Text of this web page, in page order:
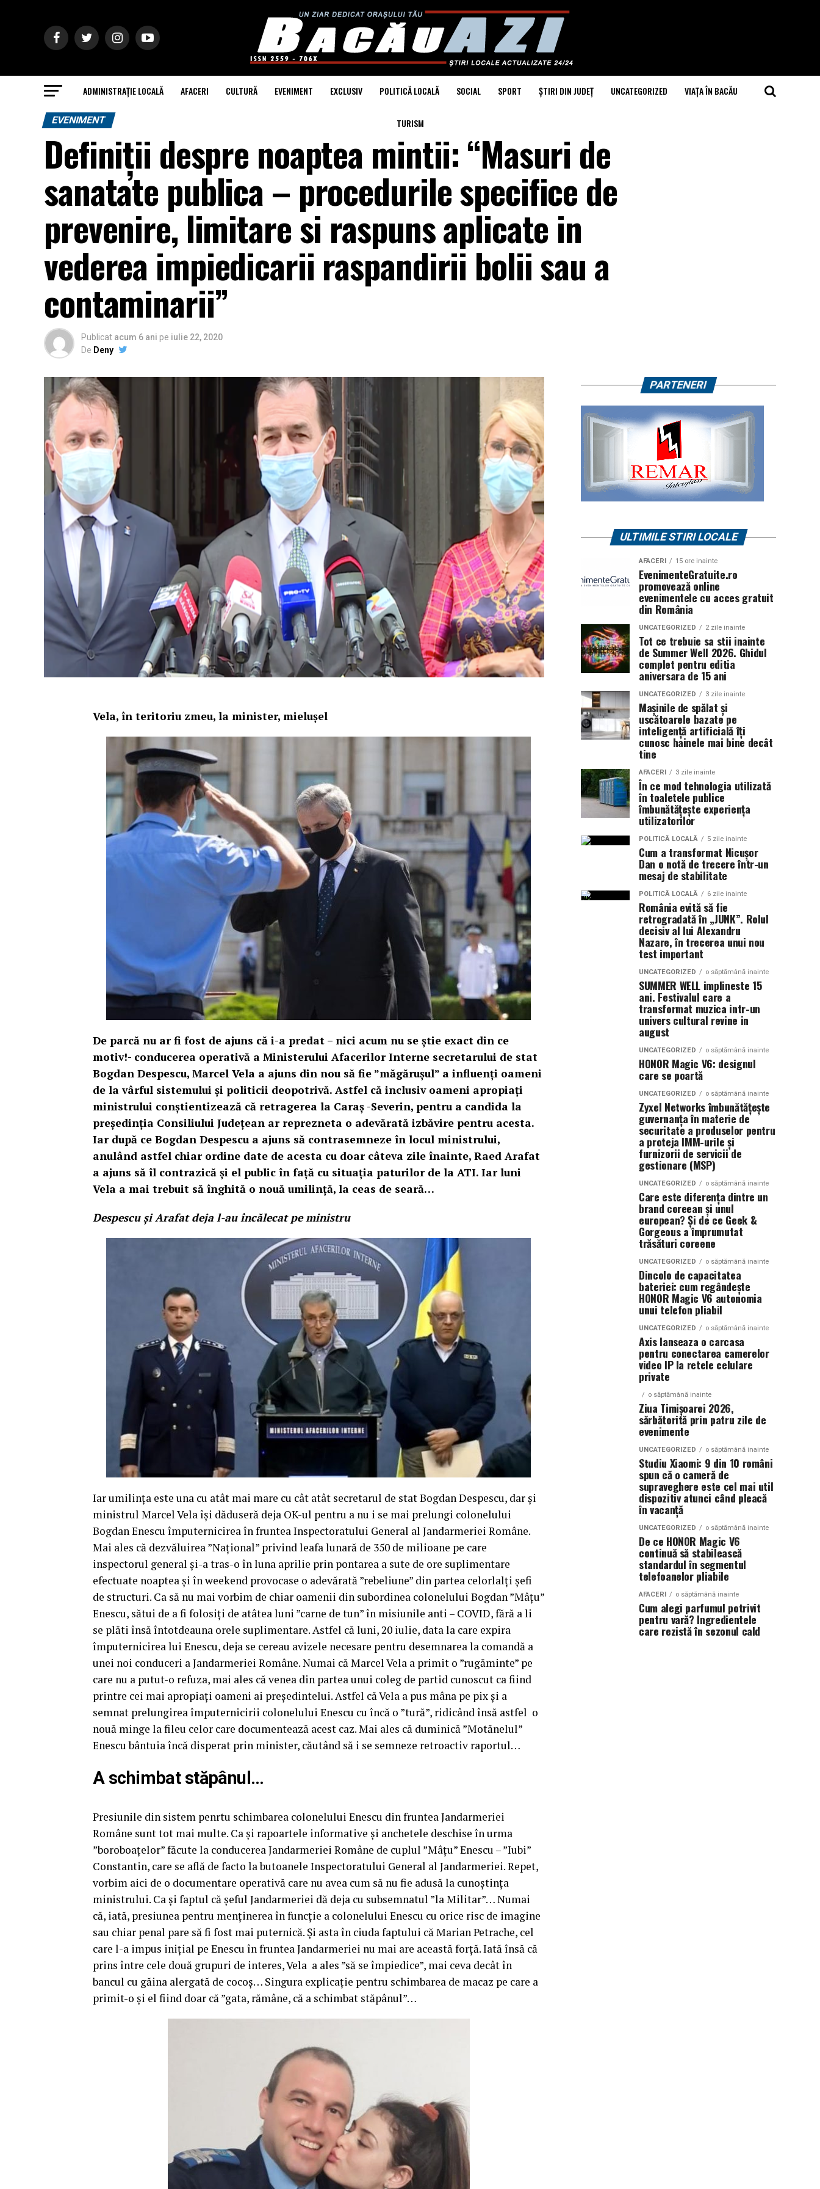
ADMINISTRAȚIE LOCALĂ AFACERI CULTURĂ EVENIMENT EXCLUSIV POLITICĂ LOCALĂ SOCIAL SPORT ȘTIRI DIN JUDEȚ UNCATEGORIZED VIAȚA ÎN BACĂU
TURISM
EVENIMENT
Definiţii despre noaptea mintii: “Masuri de
sanatate publica – procedurile specifice de
prevenire, limitare si raspuns aplicate in
vederea impiedicarii raspandirii bolii sau a
contaminarii”
Publicat acum 6 ani pe iulie 22, 2020
De Deny
Vela, în teritoriu zmeu, la minister, mielușel
De parcă nu ar fi fost de ajuns că i-a predat – nici acum nu se știe exact din ce
motiv!- conducerea operativă a Ministerului Afacerilor Interne secretarului de stat
Bogdan Despescu, Marcel Vela a ajuns din nou să fie ”măgărușul” a influenți oameni
de la vârful sistemului și politicii deopotrivă. Astfel că inclusiv oameni apropiați
ministrului conștientizează că retragerea la Caraș -Severin, pentru a candida la
președinția Consiliului Județean ar reprezneta o adevărată izbăvire pentru acesta.
Iar după ce Bogdan Despescu a ajuns să contrasemneze în locul ministrului,
anulând astfel chiar ordine date de acesta cu doar câteva zile înainte, Raed Arafat
a ajuns să îl contrazică și el public în față cu situația paturilor de la ATI. Iar luni
Vela a mai trebuit să înghită o nouă umilință, la ceas de seară…
Despescu și Arafat deja l-au încălecat pe ministru
Iar umilința este una cu atât mai mare cu cât atât secretarul de stat Bogdan Despescu, dar și
ministrul Marcel Vela își dăduseră deja OK-ul pentru a nu i se mai prelungi colonelului
Bogdan Enescu împuternicirea în fruntea Inspectoratului General al Jandarmeriei Române.
Mai ales că dezvăluirea ”Național” privind leafa lunară de 350 de milioane pe care
inspectorul general și-a tras-o în luna aprilie prin pontarea a sute de ore suplimentare
efectuate noaptea și în weekend provocase o adevărată ”rebeliune” din partea celorlalți șefi
de structuri. Ca să nu mai vorbim de chiar oamenii din subordinea colonelului Bogdan ”Mâțu”
Enescu, sătui de a fi folosiți de atâtea luni ”carne de tun” în misiunile anti – COVID, fără a li
se plăti însă întotdeauna orele suplimentare. Astfel că luni, 20 iulie, data la care expira
împuternicirea lui Enescu, deja se cereau avizele necesare pentru desemnarea la comandă a
unei noi conduceri a Jandarmeriei Române. Numai că Marcel Vela a primit o ”rugăminte” pe
care nu a putut-o refuza, mai ales că venea din partea unui coleg de partid cunoscut ca fiind
printre cei mai apropiați oameni ai președintelui. Astfel că Vela a pus mâna pe pix și a
semnat prelungirea împuternicirii colonelului Enescu cu încă o ”tură”, ridicând însă astfel o
nouă minge la fileu celor care documentează acest caz. Mai ales că duminică ”Motănelul”
Enescu bântuia încă disperat prin minister, căutând să i se semneze retroactiv raportul…
A schimbat stăpânul…
Presiunile din sistem penrtu schimbarea colonelului Enescu din fruntea Jandarmeriei
Române sunt tot mai multe. Ca și rapoartele informative și anchetele deschise în urma
”boroboațelor” făcute la conducerea Jandarmeriei Române de cuplul ”Mâțu” Enescu – ”Iubi”
Constantin, care se află de facto la butoanele Inspectoratului General al Jandarmeriei. Repet,
vorbim aici de o documentare operativă care nu avea cum să nu fie adusă la cunoștința
ministrului. Ca și faptul că șeful Jandarmeriei dă deja cu subsemnatul ”la Militar”… Numai
că, iată, presiunea pentru menținerea în funcție a colonelului Enescu cu orice risc de imagine
sau chiar penal pare să fi fost mai puternică. Și asta în ciuda faptului că Marian Petrache, cel
care l-a impus inițial pe Enescu în fruntea Jandarmeriei nu mai are această forță. Iată însă că
prins între cele două grupuri de interes, Vela a ales ”să se împiedice”, mai ceva decât în
bancul cu găina alergată de cocoș… Singura explicație pentru schimbarea de macaz pe care a
primit-o și el fiind doar că ”gata, rămâne, că a schimbat stăpânul”…
PARTENERI
ULTIMILE STIRI LOCALE
AFACERI 15 ore inainte
EvenimenteGratuite.ro
promovează online
evenimentele cu acces gratuit
din România
UNCATEGORIZED 2 zile inainte
Tot ce trebuie sa stii inainte
de Summer Well 2026. Ghidul
complet pentru editia
aniversara de 15 ani
UNCATEGORIZED 3 zile inainte
Mașinile de spălat și
uscătoarele bazate pe
inteligență artificială îți
cunosc hainele mai bine decât
tine
AFACERI 3 zile inainte
În ce mod tehnologia utilizată
în toaletele publice
îmbunătățește experiența
utilizatorilor
POLITICĂ LOCALĂ 5 zile inainte
Cum a transformat Nicușor
Dan o notă de trecere într-un
mesaj de stabilitate
POLITICĂ LOCALĂ 6 zile inainte
România evită să fie
retrogradată în „JUNK”. Rolul
decisiv al lui Alexandru
Nazare, în trecerea unui nou
test important
UNCATEGORIZED o săptămână inainte
SUMMER WELL implineste 15
ani. Festivalul care a
transformat muzica intr-un
univers cultural revine in
august
UNCATEGORIZED o săptămână inainte
HONOR Magic V6: designul
care se poartă
UNCATEGORIZED o săptămână inainte
Zyxel Networks îmbunătățește
guvernanța în materie de
securitate a produselor pentru
a proteja IMM-urile și
furnizorii de servicii de
gestionare (MSP)
UNCATEGORIZED o săptămână inainte
Care este diferența dintre un
brand coreean și unul
european? Și de ce Geek &
Gorgeous a împrumutat
trăsături coreene
UNCATEGORIZED o săptămână inainte
Dincolo de capacitatea
bateriei: cum regândește
HONOR Magic V6 autonomia
unui telefon pliabil
UNCATEGORIZED o săptămână inainte
Axis lanseaza o carcasa
pentru conectarea camerelor
video IP la retele celulare
private
o săptămână inainte
Ziua Timișoarei 2026,
sărbătorită prin patru zile de
evenimente
UNCATEGORIZED o săptămână inainte
Studiu Xiaomi: 9 din 10 români
spun că o cameră de
supraveghere este cel mai util
dispozitiv atunci când pleacă
în vacanță
UNCATEGORIZED o săptămână inainte
De ce HONOR Magic V6
continuă să stabilească
standardul în segmentul
telefoanelor pliabile
AFACERI o săptămână inainte
Cum alegi parfumul potrivit
pentru vară? Ingredientele
care rezistă în sezonul cald